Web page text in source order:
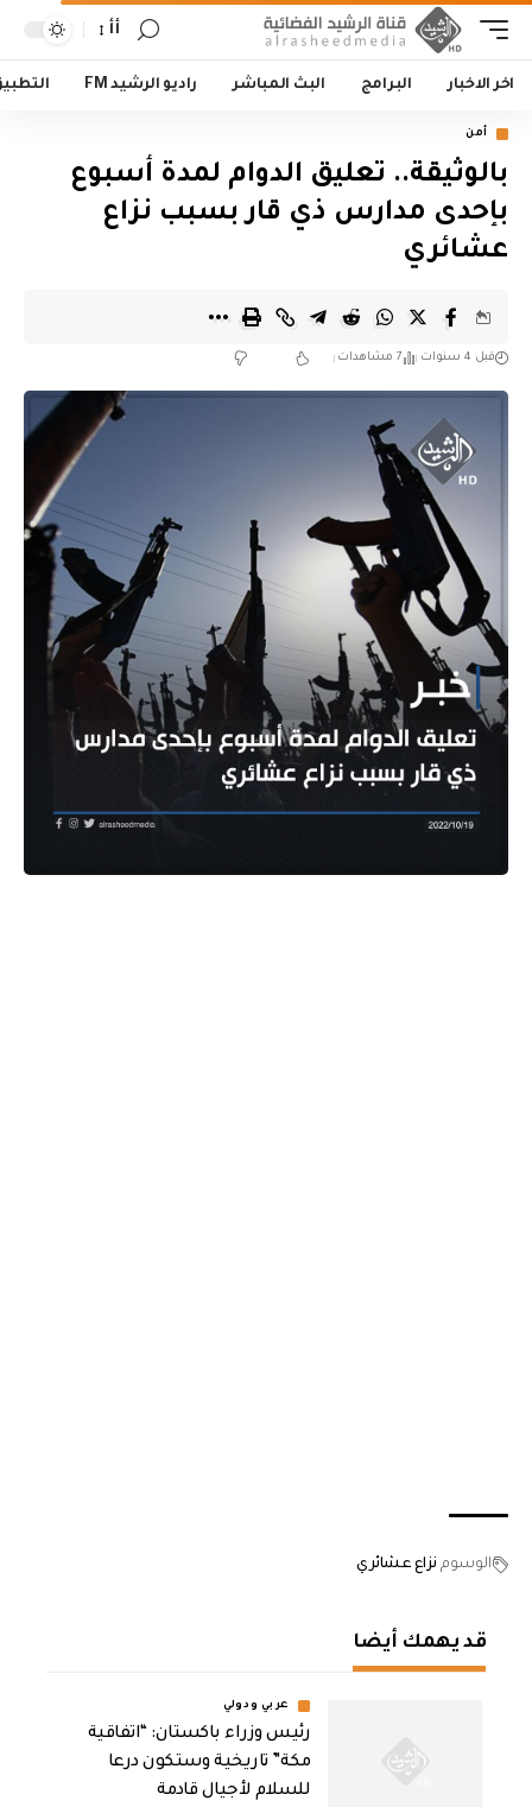
أأ
اخر الاخبار البرامج البث المباشر راديو الرشيد FM
أمن
بالوثيقة.. تعليق الدوام لمدة أسبوع
بإحدى مدارس ذي قار بسبب نزاع
عشائري
قبل 4 سنوات 7 مشاهدات
الوسوم نزاع عشائري
قد يهمك أيضا
عربي ودولي
رئيس وزراء باكستان: “اتفاقية
مكة” تاريخية وستكون درعا
للسلام لأجيال قادمة